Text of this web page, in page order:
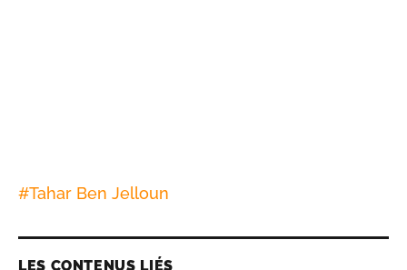
#Tahar Ben Jelloun
LES CONTENUS LIÉS